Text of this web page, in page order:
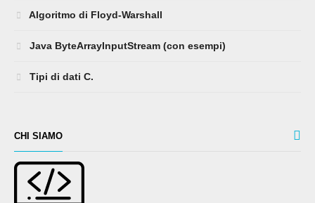
Algoritmo di Floyd-Warshall
Java ByteArrayInputStream (con esempi)
Tipi di dati C.
CHI SIAMO